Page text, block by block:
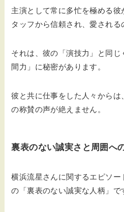
主演として常に多忙を極める彼
タッフから信頼され、愛される
それは、彼の「演技力」と同じ
間力」に秘密があります。
彼と共に仕事をした人々から
の称賛の声が絶えません。
裏表のない誠実さと周囲へ
横浜流星さんに関するエピソ
の「裏表のない誠実な人柄」で